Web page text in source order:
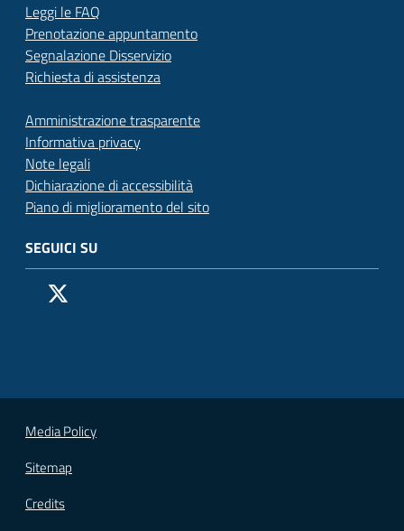
Leggi le FAQ
Prenotazione appuntamento
Segnalazione Disservizio
Richiesta di assistenza
Amministrazione trasparente
Informativa privacy
Note legali
Dichiarazione di accessibilità
Piano di miglioramento del sito
SEGUICI SU
Pagina Facebook del Comune di San Donato Milanese
Vai alla pagina
Media Policy
Sitemap
Credits